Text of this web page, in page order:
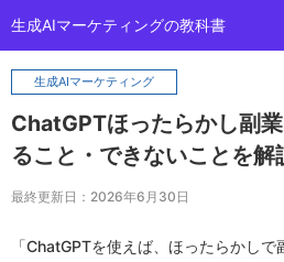
生成AIマーケティングの教科書
生成AIマーケティング
ChatGPTほったらかし副
ること・できないことを解
最終更新日：2026年6月30日
「ChatGPTを使えば、ほったらかし